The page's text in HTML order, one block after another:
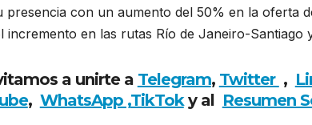
presencia con un aumento del 50% en la oferta
incremento en las rutas Río de Janeiro-Santiago
a unirte a Telegram, Twitter ,
, WhatsApp ,TikToky al Resumen